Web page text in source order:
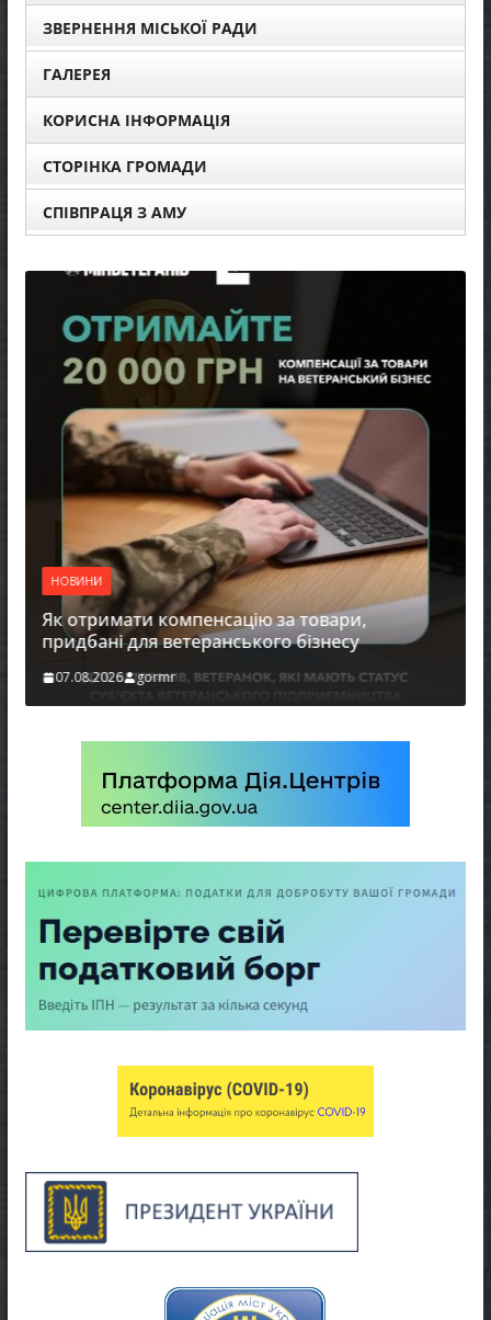
ЗВЕРНЕННЯ МІСЬКОЇ РАДИ
ГАЛЕРЕЯ
КОРИСНА ІНФОРМАЦІЯ
СТОРІНКА ГРОМАДИ
СПІВПРАЦЯ З АМУ
НОВИНИ
Як отримати компенсацію за товари,
придбані для ветеранського бізнесу
07.08.2026 gormr